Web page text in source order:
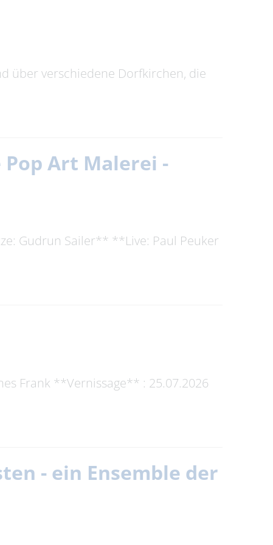
über verschiedene Dorfkirchen, die
Art Malerei -
Gudrun Sailer** **Live: Paul Peuker
Frank **Vernissage** : 25.07.2026
- ein Ensemble der